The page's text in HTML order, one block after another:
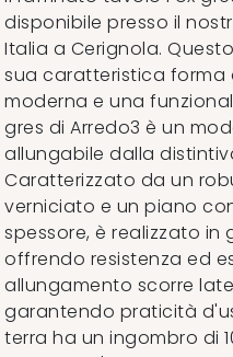
disponibile presso il
Italia a Cerignola.
sua caratteristica
moderna e una
gres di Arredo3 è un
allungabile dalla
Caratterizzato da un
verniciato e un piano
spessore, è realizzato
offrendo resistenza ed
allungamento scorre
garantendo praticità
terra ha un ingombro di